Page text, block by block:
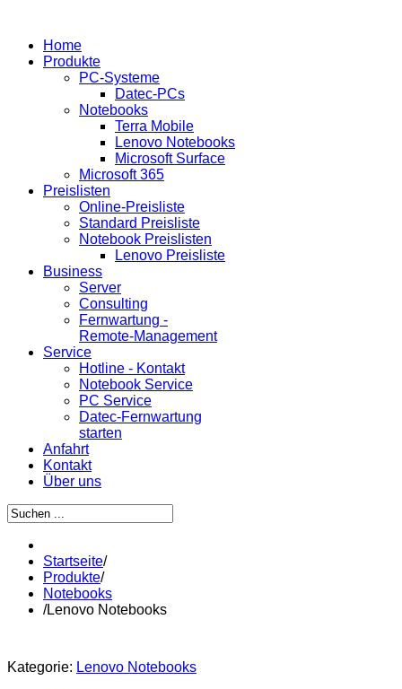
Home
Produkte
PC-Systeme
Datec-PCs
Notebooks
Terra Mobile
Lenovo Notebooks
Microsoft Surface
Microsoft 365
Preislisten
Online-Preisliste
Standard Preisliste
Notebook Preislisten
Lenovo Preisliste
Business
Server
Consulting
Fernwartung -
Remote-Management
Service
Hotline - Kontakt
Notebook Service
PC Service
Datec-Fernwartung
starten
Anfahrt
Kontakt
Über uns
Startseite/
Produkte/
Notebooks
/Lenovo Notebooks
Kategorie: Lenovo Notebooks